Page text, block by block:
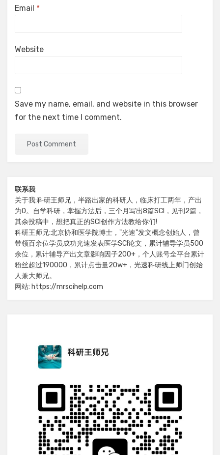
Email *
Website
Save my name, email, and website in this browser
for the next time I comment.
联系我
关于我:科研王师兄，半路出家的科研人，临床打工两年，产出
为0。自学科研，掌握方法后，三个月写出8篇SCI，见刊2篇，
其余投稿中，想把真正的SCI创作方法教给你们!
科研王师兄:北京协和医学院博士，"光速"发文概念创始人，曾
带领百余位学员成功光速发表医学SCI论文，累计辅导学员500
余位，累计辅导产出文章影响因子200+，个人账号全平台累计
粉丝超过190000，累计点击量20w+，光速科研线上师门创始
人兼大师兄。
网站: https://mrscihelp.com